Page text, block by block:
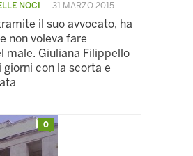
NOCI — 31 MARZO 2015
il suo avvocato, ha
non voleva fare
male. Giuliana Filippello
giorni con la scorta e
0